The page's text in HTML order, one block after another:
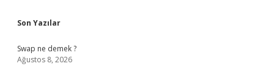
Sidebar
Son Yazılar
Swap ne demek ?
Ağustos 8, 2026